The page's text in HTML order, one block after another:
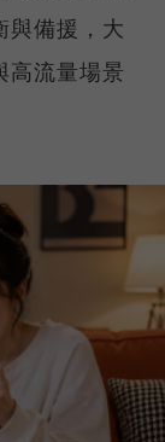
與備援，大
高流量場景